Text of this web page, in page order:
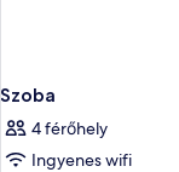
Szoba
4 férőhely
Ingyenes wifi